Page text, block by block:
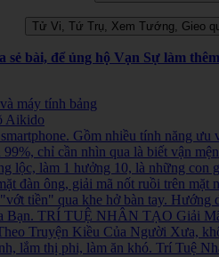
bài, để ủng hộ Vạn Sự làm
máy tính bảng
Aikido
Gồm nhiều tính năng ưu
chỉ cần nhìn qua là biết vận
lộc, làm 1 hưởng 10, là những con
đàn ông, giải mã nốt ruồi trên mặt
tiền" qua khe hở bàn tay. Hướng
Bạn. TRÍ TUỆ NHÂN TẠO Giải
Truyện Kiều Của Người Xưa,
lắm thị phi, làm ăn khó. Trí Tuệ